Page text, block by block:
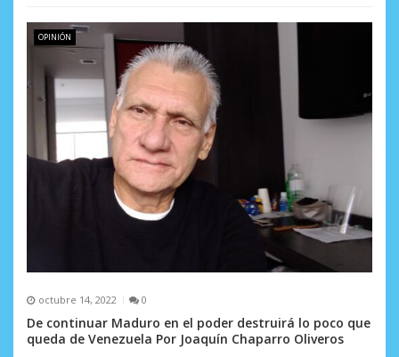
OPINIÓN
octubre 14, 2022 0
De continuar Maduro en el poder destruirá lo poco que
queda de Venezuela Por Joaquín Chaparro Oliveros